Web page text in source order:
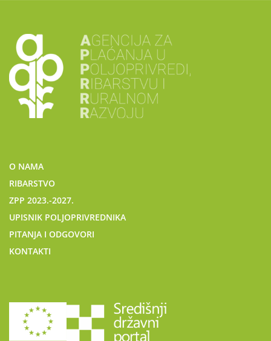
O NAMA
RIBARSTVO
ZPP 2023.-2027.
UPISNIK POLJOPRIVREDNIKA
PITANJA I ODGOVORI
KONTAKTI